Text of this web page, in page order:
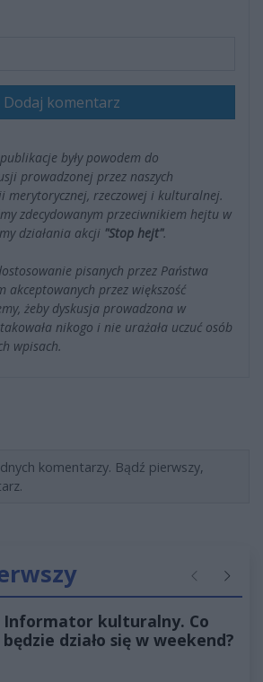
Dodaj komentarz
były powodem do
prowadzonej przez naszych
merytorycznej, rzeczowej i kulturalnej.
zdecydowanym przeciwnikiem hejtu w
działania akcji "Stop hejt".
pisanych przez Państwa
akceptowanych przez większość
żeby dyskusja prowadzona w
nikogo i nie urażała uczuć osób
wpisach.
komentarzy. Bądź pierwszy,
Poprzednie
Informator kulturalny. Co
będzie działo się w weekend?